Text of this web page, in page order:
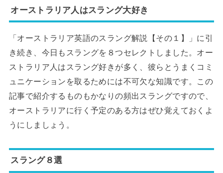
オーストラリア人はスラング大好き
「オーストラリア英語のスラング解説【その１】」に引
き続き、今日もスラングを８つセレクトしました。オー
ストラリア人はスラング好きが多く、彼らとうまくコミ
ュニケーションを取るためには不可欠な知識です。この
記事で紹介するものもかなりの頻出スラングですので、
オーストラリアに行く予定のある方はぜひ覚えておくよ
うにしましょう。
スラング８選